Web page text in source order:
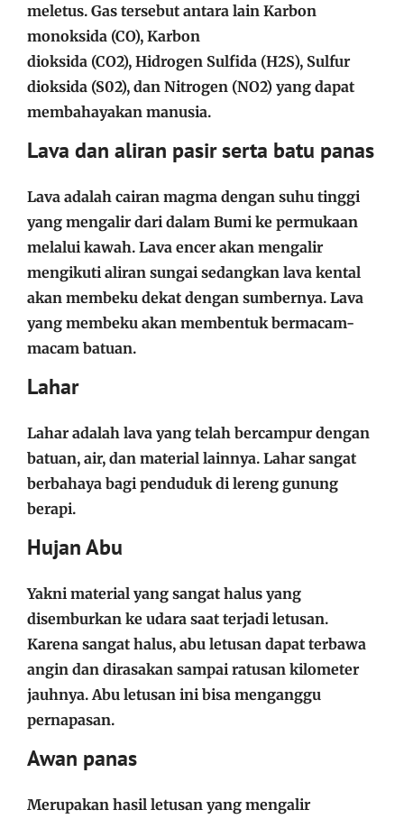
meletus. Gas tersebut antara lain Karbon
monoksida (CO), Karbon
dioksida (CO2), Hidrogen Sulfida (H2S), Sulfur
dioksida (S02), dan Nitrogen (NO2) yang dapat
membahayakan manusia.
Lava dan aliran pasir serta batu panas
Lava adalah cairan magma dengan suhu tinggi
yang mengalir dari dalam Bumi ke permukaan
melalui kawah. Lava encer akan mengalir
mengikuti aliran sungai sedangkan lava kental
akan membeku dekat dengan sumbernya. Lava
yang membeku akan membentuk bermacam-
macam batuan.
Lahar
Lahar adalah lava yang telah bercampur dengan
batuan, air, dan material lainnya. Lahar sangat
berbahaya bagi penduduk di lereng gunung
berapi.
Hujan Abu
Yakni material yang sangat halus yang
disemburkan ke udara saat terjadi letusan.
Karena sangat halus, abu letusan dapat terbawa
angin dan dirasakan sampai ratusan kilometer
jauhnya. Abu letusan ini bisa menganggu
pernapasan.
Awan panas
Merupakan hasil letusan yang mengalir